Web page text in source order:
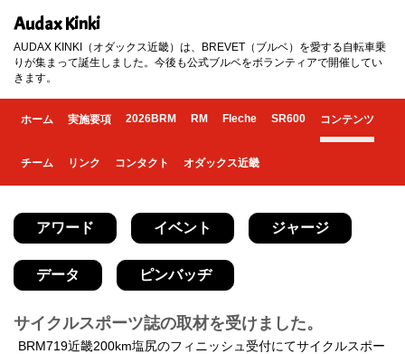
Audax Kinki
AUDAX KINKI（オダックス近畿）は、BREVET（ブルベ）を愛する自転車乗
りが集まって誕生しました。今後も公式ブルベをボランティアで開催してい
きます。
ホーム 実施要項 2026BRM RM Fleche SR600 コンテンツ
チーム リンク コンタクト オダックス近畿
アワード イベント ジャージ
データ ピンバッヂ
サイクルスポーツ誌の取材を受けました。
BRM719近畿200km塩尻のフィニッシュ受付にてサイクルスポー